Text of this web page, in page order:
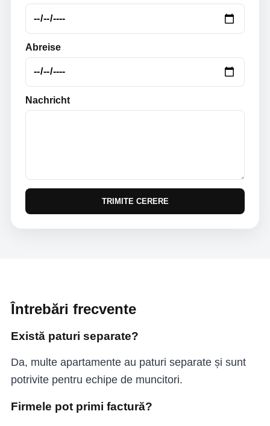
Abreise
Nachricht
TRIMITE CERERE
Întrebări frecvente
Există paturi separate?
Da, multe apartamente au paturi separate și sunt
potrivite pentru echipe de muncitori.
Firmele pot primi factură?